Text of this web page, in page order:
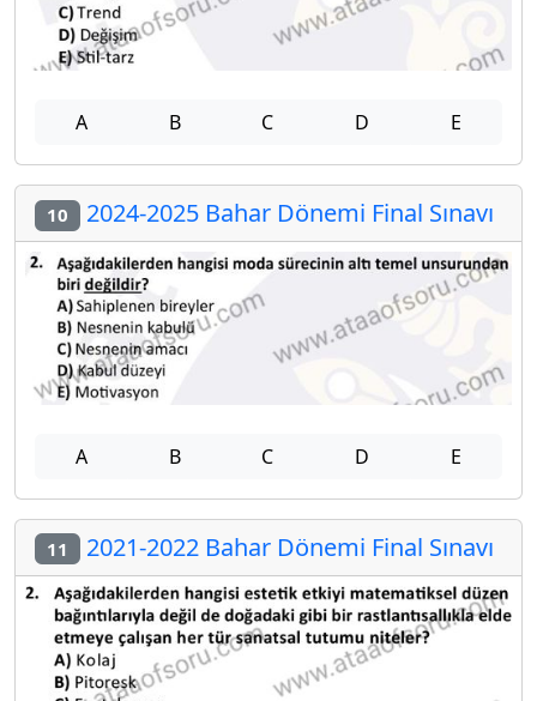
A B C D E
10 2024-2025 Bahar Dönemi Final Sınavı
A B C D E
11 2021-2022 Bahar Dönemi Final Sınavı